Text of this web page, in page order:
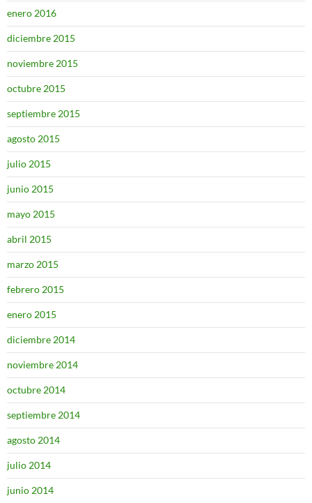
enero 2016
diciembre 2015
noviembre 2015
octubre 2015
septiembre 2015
agosto 2015
julio 2015
junio 2015
mayo 2015
abril 2015
marzo 2015
febrero 2015
enero 2015
diciembre 2014
noviembre 2014
octubre 2014
septiembre 2014
agosto 2014
julio 2014
junio 2014